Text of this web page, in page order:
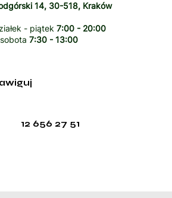
14, 30-518, Kraków
- piątek 7:00 - 20:00
sobota 7:30 - 13:00
12 656 27 51